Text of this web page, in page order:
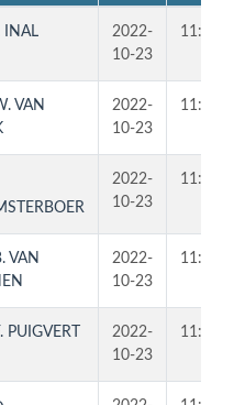
INAL
2022-
10-23
11:00
VAN
2022-
10-23
11:00
2022-
10-23
11:00
VAN
2022-
10-23
11:00
PUIGVERT
2022-
10-23
11:00